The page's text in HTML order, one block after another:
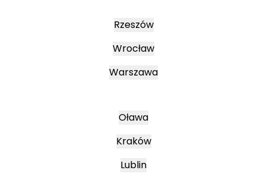
Rzeszów
Wrocław
Warszawa
Oława
Kraków
Lublin